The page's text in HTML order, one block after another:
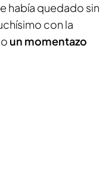
había quedado sin
con la
un momentazo